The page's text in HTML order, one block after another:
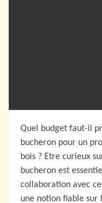
Quel budget faut-il
bucheron pour un
bois ? Etre curieux
bucheron est
collaboration avec
une notion fiable sur